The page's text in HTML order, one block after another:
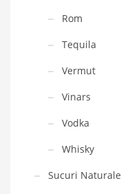
Rom
Tequila
Vermut
Vinars
Vodka
Whisky
Sucuri Naturale